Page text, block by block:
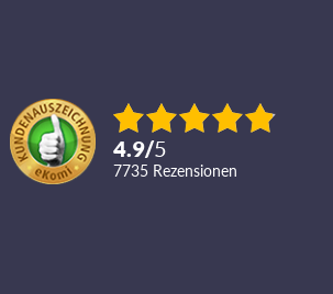
4.9/5
7735 Rezensionen